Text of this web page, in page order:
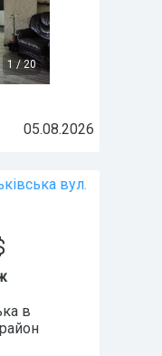
1 /20
05.08.2026
вул.
в